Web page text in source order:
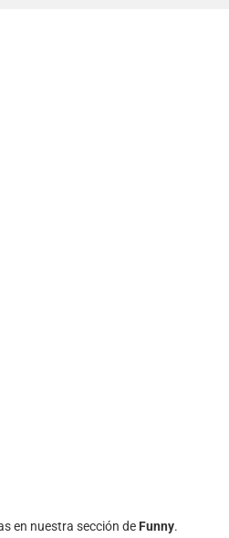
en nuestra sección de Funny.